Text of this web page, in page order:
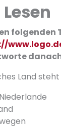
Lesen
folgenden
Land